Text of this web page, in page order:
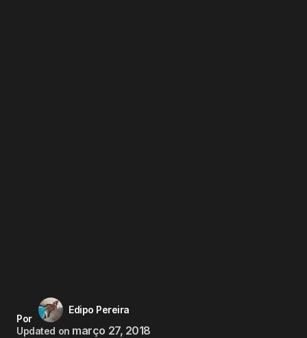
Por
Edipo Pereira
Updated on março 27, 2018